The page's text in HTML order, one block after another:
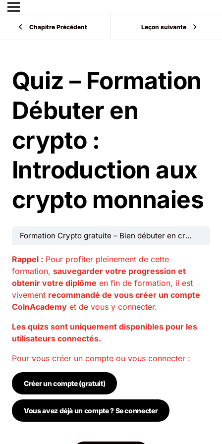
Chapitre Précédent Leçon suivante
Quiz – Formation
Débuter en
crypto :
Introduction aux
crypto monnaies
Formation Crypto gratuite – Bien débuter en crypto monnaies
Rappel : Pour profiter pleinement de cette
formation, sauvegarder votre progression et
obtenir votre diplôme en fin de formation, il est
vivement recommandé de vous créer un compte
CoinAcademy et de vous y connecter.
Les quizs sont uniquement disponibles pour les
utilisateurs connectés.
Pour vous créer un compte ou vous connecter :
Créer un compte (gratuit)
Vous avez déjà un compte ? Se connecter